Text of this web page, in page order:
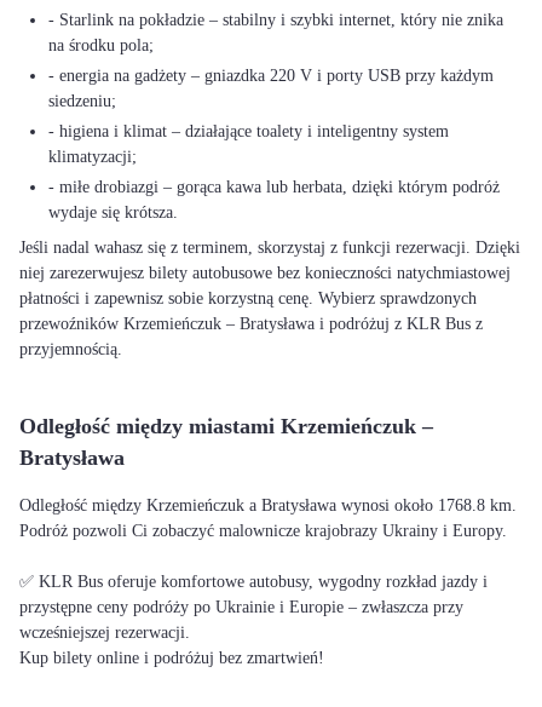
- Starlink na pokładzie – stabilny i szybki internet, który nie znika
na środku pola;
- energia na gadżety – gniazdka 220 V i porty USB przy każdym
siedzeniu;
- higiena i klimat – działające toalety i inteligentny system
klimatyzacji;
- miłe drobiazgi – gorąca kawa lub herbata, dzięki którym podróż
wydaje się krótsza.
Jeśli nadal wahasz się z terminem, skorzystaj z funkcji rezerwacji. Dzięki
niej zarezerwujesz bilety autobusowe bez konieczności natychmiastowej
płatności i zapewnisz sobie korzystną cenę. Wybierz sprawdzonych
przewoźników Krzemieńczuk – Bratysława i podróżuj z KLR Bus z
przyjemnością.
Odległość między miastami Krzemieńczuk –
Bratysława
Odległość między Krzemieńczuk a Bratysława wynosi około 1768.8 km.
Podróż pozwoli Ci zobaczyć malownicze krajobrazy Ukrainy i Europy.
✅ KLR Bus oferuje komfortowe autobusy, wygodny rozkład jazdy i
przystępne ceny podróży po Ukrainie i Europie – zwłaszcza przy
wcześniejszej rezerwacji.
Kup bilety online i podróżuj bez zmartwień!